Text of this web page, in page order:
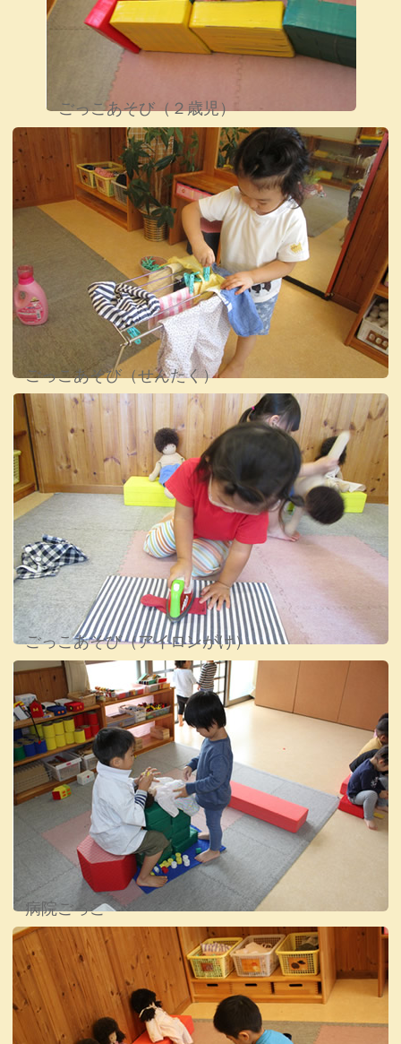
ごっこあそび（２歳児）
ごっこあそび（せんたく）
ごっこあそび（アイロンがけ）
病院ごっこ